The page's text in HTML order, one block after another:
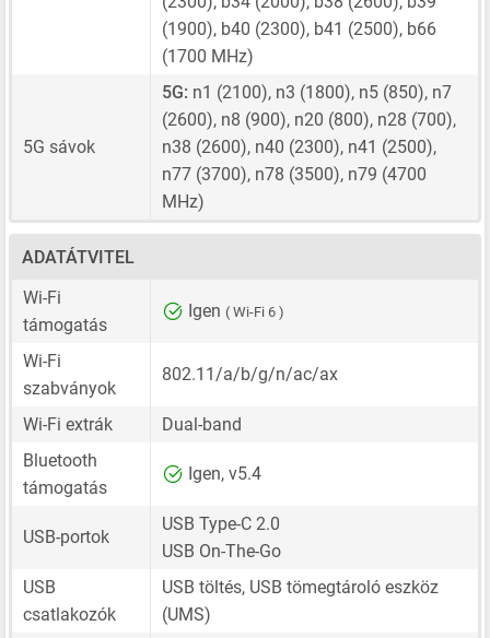
(1900), b40 (2300), b41 (2500), b66
(1700 MHz)
5G sávok
5G: n1 (2100), n3 (1800), n5 (850), n7
(2600), n8 (900), n20 (800), n28 (700),
n38 (2600), n40 (2300), n41 (2500),
n77 (3700), n78 (3500), n79 (4700
MHz)
ADATÁTVITEL
Wi-Fi
támogatás
Igen ( Wi-Fi 6 )
Wi-Fi
szabványok
802.11/a/b/g/n/ac/ax
Wi-Fi extrák
Dual-band
Bluetooth
támogatás
Igen, v5.4
USB-portok
USB Type-C 2.0
USB On-The-Go
USB
csatlakozók
USB töltés, USB tömegtároló eszköz
(UMS)